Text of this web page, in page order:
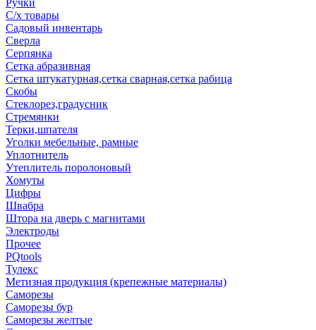
Ручки
С/х товары
Садовый инвентарь
Сверла
Серпянка
Сетка абразивная
Сетка штукатурная,сетка сварная,сетка рабица
Скобы
Стеклорез,градусник
Стремянки
Терки,шпателя
Уголки мебельные, рамные
Уплотнитель
Утеплитель поролоновый
Хомуты
Цифры
Швабра
Штора на дверь с магнитами
Электроды
Прочее
PQtools
Тулекс
Метизная продукция (крепежные материалы)
Саморезы
Саморезы бур
Саморезы желтые